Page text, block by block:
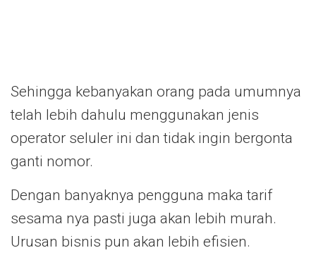
Sehingga kebanyakan orang pada umumnya
telah lebih dahulu menggunakan jenis
operator seluler ini dan tidak ingin bergonta
ganti nomor.
Dengan banyaknya pengguna maka tarif
sesama nya pasti juga akan lebih murah.
Urusan bisnis pun akan lebih efisien.